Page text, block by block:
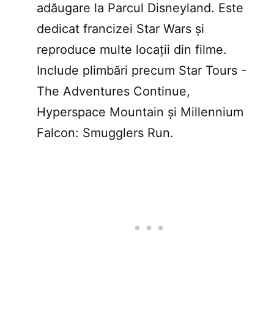
adăugare la Parcul Disneyland. Este
dedicat francizei Star Wars și
reproduce multe locații din filme.
Include plimbări precum Star Tours -
The Adventures Continue,
Hyperspace Mountain și Millennium
Falcon: Smugglers Run.